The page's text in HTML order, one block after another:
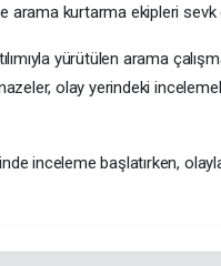
arama kurtarma ekipleri sevk
yürütülen arama
olay yerindeki
inceleme başlatırken,